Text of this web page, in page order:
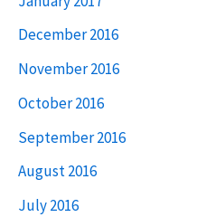
December 2016
November 2016
October 2016
September 2016
August 2016
July 2016